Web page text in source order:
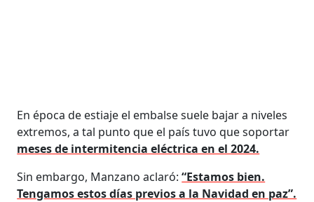
En época de estiaje el embalse suele bajar a niveles
extremos, a tal punto que el país tuvo que soportar
meses de intermitencia eléctrica en el 2024.
Sin embargo, Manzano aclaró:“Estamos bien.
Tengamos estos días previos a la Navidad en paz”.